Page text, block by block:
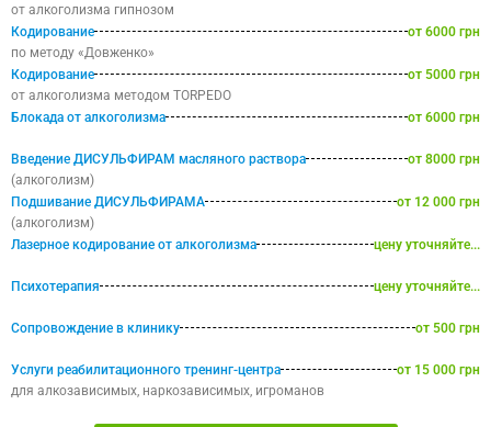
от алкоголизма гипнозом
Кодирование
от 6000 грн
по методу «Довженко»
Кодирование
от 5000 грн
от алкоголизма методом TORPEDO
Блокада от алкоголизма
от 6000 грн
Введение ДИСУЛЬФИРАМ масляного раствора
от 8000 грн
(алкоголизм)
Подшивание ДИСУЛЬФИРАМА
от 12 000 грн
(алкоголизм)
Лазерное кодирование от алкоголизма
цену уточняйте...
Психотерапия цену уточняйте...
Сопровождение в клинику от 500 грн
Услуги реабилитационного тренинг-центра
от 15 000 грн
для алкозависимых, наркозависимых, игроманов